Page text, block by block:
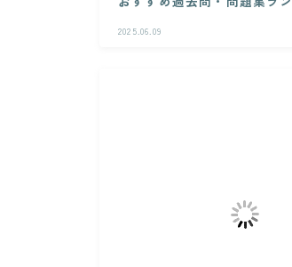
2025.06.09